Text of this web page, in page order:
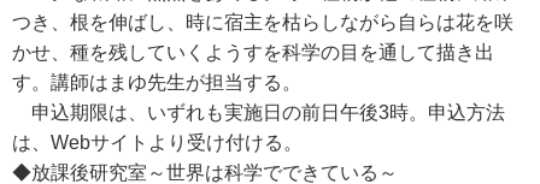
つき、根を伸ばし、時に宿主を枯らしながら自らは花を咲
かせ、種を残していくようすを科学の目を通して描き出
す。講師はまゆ先生が担当する。
申込期限は、いずれも実施日の前日午後3時。申込方法
は、Webサイトより受け付ける。
◆放課後研究室～世界は科学でできている～